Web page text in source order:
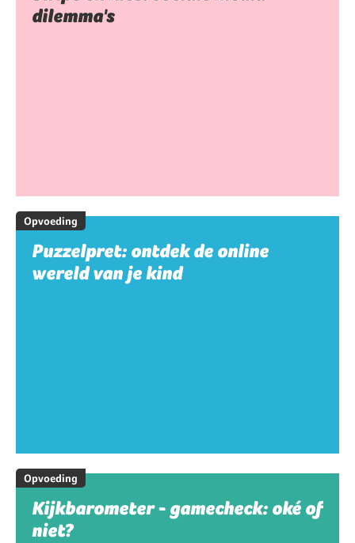
dilemma's
Opvoeding
Puzzelpret: ontdek de online
wereld van je kind
Opvoeding
Kijkbarometer - gamecheck: oké of
niet?